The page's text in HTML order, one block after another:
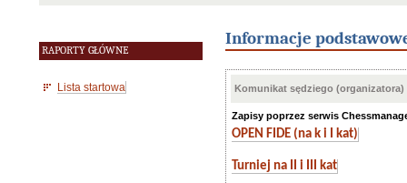
RAPORTY GŁÓWNE
Lista startowa
Informacje
Komunikat sędziego (organizatora)
Zapisy poprzez serwis
OPEN FIDE (na k i I kat)
Turniej na II i III kat